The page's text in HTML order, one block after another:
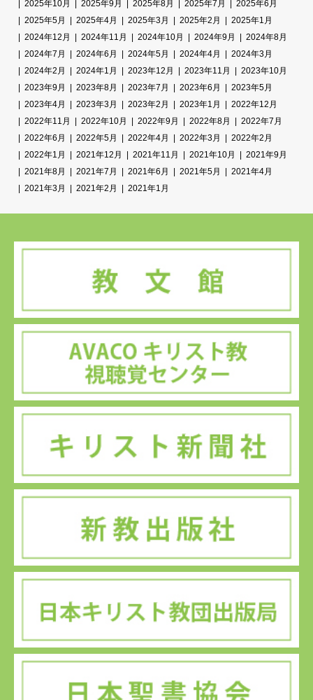
2025年10月
2025年9月 2025年8月 2025年7月
2025年6月
2025年5月
2025年4月 2025年3月 2025年2月
2025年1月
2024年12月
2024年11月 2024年10月 2024年9月
2024年8月
2024年7月
2024年6月 2024年5月 2024年4月
2024年3月
2024年2月
2024年1月 2023年12月 2023年11月
2023年10月
2023年9月
2023年8月 2023年7月 2023年6月
2023年5月
2023年4月
2023年3月 2023年2月 2023年1月
2022年12月
2022年11月
2022年10月 2022年9月 2022年8月
2022年7月
2022年6月
2022年5月 2022年4月 2022年3月
2022年2月
2022年1月
2021年12月 2021年11月 2021年10月
2021年9月
2021年8月
2021年7月 2021年6月 2021年5月
2021年4月
2021年3月
2021年2月 2021年1月